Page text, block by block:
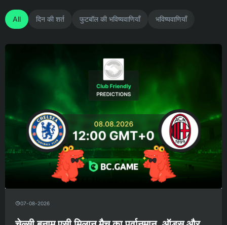
All दिन की शर्त फुटबॉल की भविष्यवाणियाँ भविष्यवाणियाँ
07-08-2026